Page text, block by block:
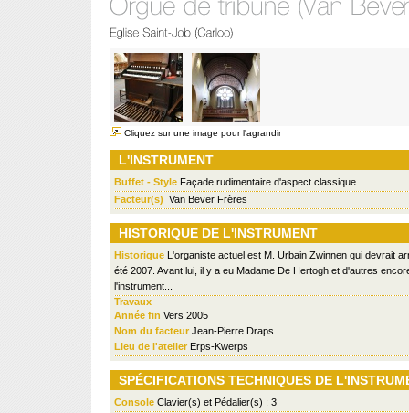
Cliquez sur une image pour l'agrandir
L'INSTRUMENT
Buffet - Style Façade rudimentaire d'aspect classique
Facteur(s) Van Bever Frères
HISTORIQUE DE L'INSTRUMENT
Historique L'organiste actuel est M. Urbain Zwinnen qui devrait
été 2007. Avant lui, il y a eu Madame De Hertogh et d'autres
l'instrument...
Travaux
Année fin Vers 2005
Nom du facteur Jean-Pierre Draps
Lieu de l'atelier Erps-Kwerps
SPÉCIFICATIONS TECHNIQUES DE
Console Clavier(s) et Pédalier(s) : 3